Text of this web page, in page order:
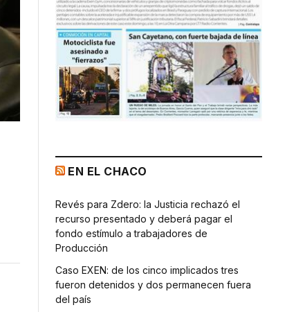
EN EL CHACO
Revés para Zdero: la Justicia rechazó el
recurso presentado y deberá pagar el
fondo estímulo a trabajadores de
Producción
Caso EXEN: de los cinco implicados tres
fueron detenidos y dos permanecen fuera
del país